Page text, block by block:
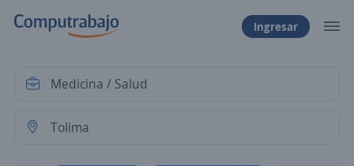
Ingresar